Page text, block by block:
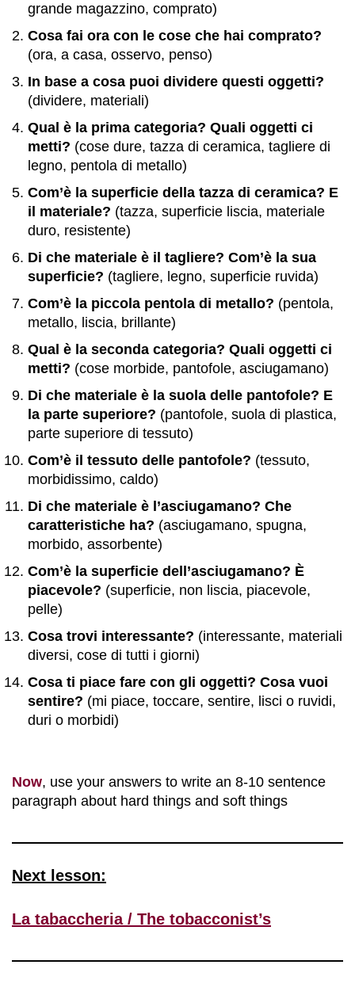
grande magazzino, comprato)
Cosa fai ora con le cose che hai comprato?
(ora, a casa, osservo, penso)
In base a cosa puoi dividere questi oggetti?
(dividere, materiali)
Qual è la prima categoria? Quali oggetti ci
metti? (cose dure, tazza di ceramica, tagliere di
legno, pentola di metallo)
Com’è la superficie della tazza di ceramica? E
il materiale? (tazza, superficie liscia, materiale
duro, resistente)
Di che materiale è il tagliere? Com’è la sua
superficie? (tagliere, legno, superficie ruvida)
Com’è la piccola pentola di metallo? (pentola,
metallo, liscia, brillante)
Qual è la seconda categoria? Quali oggetti ci
metti? (cose morbide, pantofole, asciugamano)
Di che materiale è la suola delle pantofole? E
la parte superiore? (pantofole, suola di plastica,
parte superiore di tessuto)
Com’è il tessuto delle pantofole? (tessuto,
morbidissimo, caldo)
Di che materiale è l’asciugamano? Che
caratteristiche ha? (asciugamano, spugna,
morbido, assorbente)
Com’è la superficie dell’asciugamano? È
piacevole? (superficie, non liscia, piacevole,
pelle)
Cosa trovi interessante? (interessante, materiali
diversi, cose di tutti i giorni)
Cosa ti piace fare con gli oggetti? Cosa vuoi
sentire? (mi piace, toccare, sentire, lisci o ruvidi,
duri o morbidi)
Now, use your answers to write an 8-10 sentence
paragraph about hard things and soft things
Next lesson:
La tabaccheria / The tobacconist’s